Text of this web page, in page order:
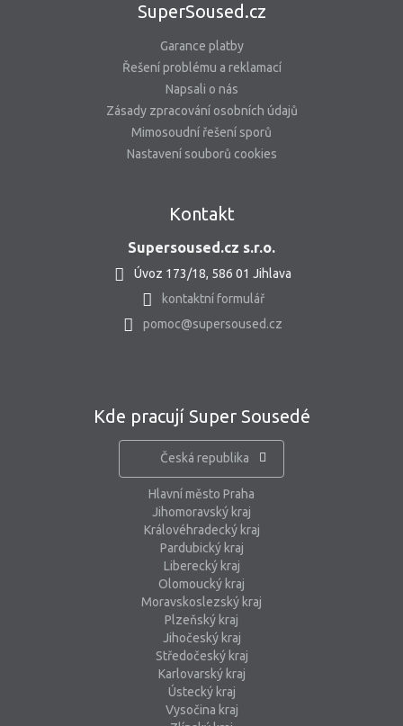
SuperSoused.cz
Garance platby
Řešení problému a reklamací
Napsali o nás
Zásady zpracování osobních údajů
Mimosoudní řešení sporů
Nastavení souborů cookies
Kontakt
Supersoused.cz s.r.o.
Úvoz 173/18, 586 01 Jihlava
kontaktní formulář
pomoc@supersoused.cz
Kde pracují Super Sousedé
Česká republika
Hlavní město Praha
Jihomoravský kraj
Královéhradecký kraj
Pardubický kraj
Liberecký kraj
Olomoucký kraj
Moravskoslezský kraj
Plzeňský kraj
Jihočeský kraj
Středočeský kraj
Karlovarský kraj
Ústecký kraj
Vysočina kraj